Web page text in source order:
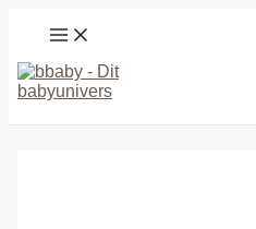
MAIN
MENU